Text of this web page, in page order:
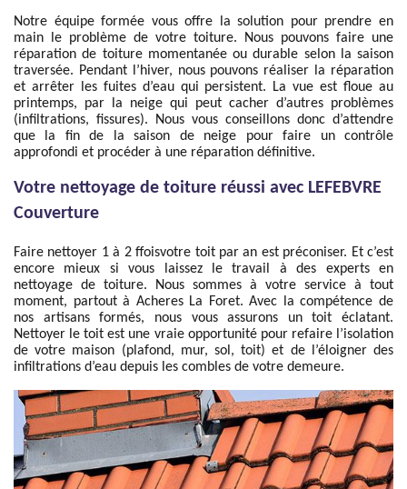
Notre équipe formée vous offre la solution pour prendre en
main le problème de votre toiture. Nous pouvons faire une
réparation de toiture momentanée ou durable selon la saison
traversée. Pendant l’hiver, nous pouvons réaliser la réparation
et arrêter les fuites d’eau qui persistent. La vue est floue au
printemps, par la neige qui peut cacher d’autres problèmes
(infiltrations, fissures). Nous vous conseillons donc d’attendre
que la fin de la saison de neige pour faire un contrôle
approfondi et procéder à une réparation définitive.
Votre nettoyage de toiture réussi avec LEFEBVRE
Couverture
Faire nettoyer 1 à 2 ffoisvotre toit par an est préconiser. Et c’est
encore mieux si vous laissez le travail à des experts en
nettoyage de toiture. Nous sommes à votre service à tout
moment, partout à Acheres La Foret. Avec la compétence de
nos artisans formés, nous vous assurons un toit éclatant.
Nettoyer le toit est une vraie opportunité pour refaire l’isolation
de votre maison (plafond, mur, sol, toit) et de l’éloigner des
infiltrations d’eau depuis les combles de votre demeure.